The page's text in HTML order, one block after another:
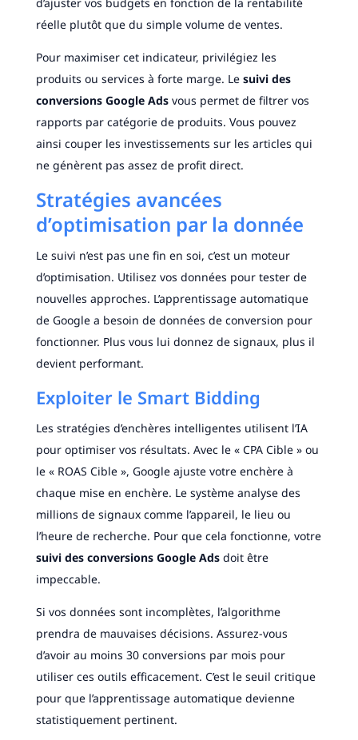
réelle plutôt que du simple volume de ventes.
Pour maximiser cet indicateur, privilégiez les
produits ou services à forte marge. Le suivi des
conversions Google Adsvous permet de filtrer vos
rapports par catégorie de produits. Vous pouvez
ainsi couper les investissements sur les articles qui
ne génèrent pas assez de profit direct.
Stratégies avancées
d’optimisation par la donnée
Le suivi n’est pas une fin en soi, c’est un moteur
d’optimisation. Utilisez vos données pour tester de
nouvelles approches. L’apprentissage automatique
de Google a besoin de données de conversion pour
fonctionner. Plus vous lui donnez de signaux, plus il
devient performant.
Exploiter le Smart Bidding
Les stratégies d’enchères intelligentes utilisent l’IA
pour optimiser vos résultats. Avec le « CPA Cible » ou
le « ROAS Cible », Google ajuste votre enchère à
chaque mise en enchère. Le système analyse des
millions de signaux comme l’appareil, le lieu ou
l’heure de recherche. Pour que cela fonctionne, votre
suivi des conversions Google Adsdoit être
impeccable.
Si vos données sont incomplètes, l’algorithme
prendra de mauvaises décisions. Assurez-vous
d’avoir au moins 30 conversions par mois pour
utiliser ces outils efficacement. C’est le seuil critique
pour que l’apprentissage automatique devienne
statistiquement pertinent.